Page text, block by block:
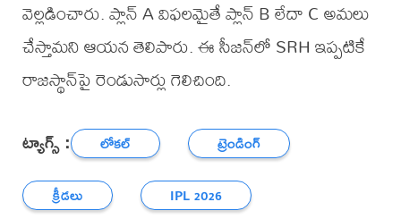
వెల్లడించారు. ప్లాన్ A విఫలమైతే ప్లాన్ B లేదా C అమలు
చేస్తామని ఆయన తెలిపారు. ఈ సీజన్‌లో SRH ఇప్పటికే
రాజస్థాన్‌పై రెండుసార్లు గెలిచింది.
ట్యాగ్స్ : లోకల్
ట్రెండింగ్
క్రీడలు
IPL 2026